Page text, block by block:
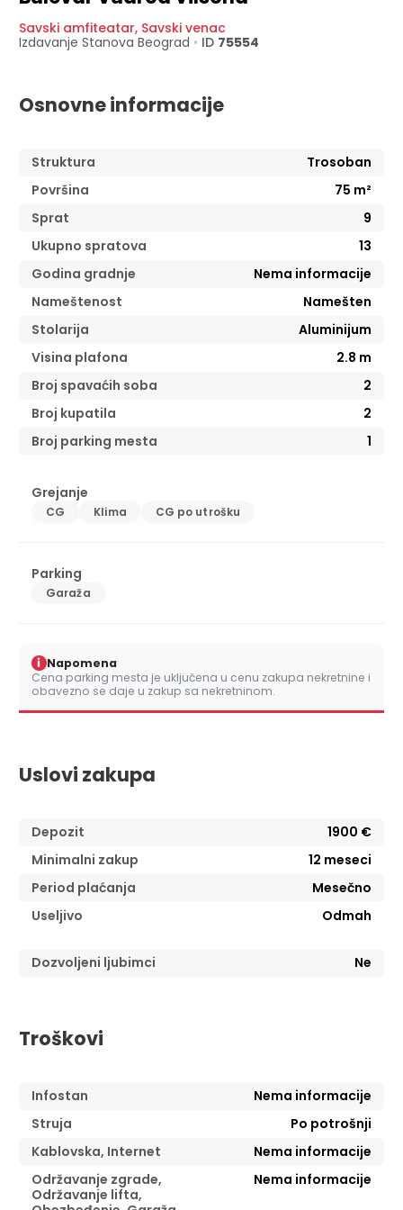
Savski amfiteatar, Savski venac
Izdavanje Stanova Beograd • ID 75554
Osnovne informacije
Struktura
Trosoban
Površina
75 m²
Sprat
9
Ukupno spratova
13
Godina gradnje
Nema informacije
Nameštenost
Namešten
Stolarija
Aluminijum
Visina plafona
2.8 m
Broj spavaćih soba
2
Broj kupatila
2
Broj parking mesta
1
Grejanje
CG Klima CG po utrošku
Parking
Garaža
i Napomena
Cena parking mesta je uključena u cenu zakupa nekretnine i
obavezno se daje u zakup sa nekretninom.
Uslovi zakupa
Depozit
1900 €
Minimalni zakup
12 meseci
Period plaćanja
Mesečno
Useljivo
Odmah
Dozvoljeni ljubimci Ne
Troškovi
Infostan
Nema informacije
Struja
Po potrošnji
Kablovska, Internet
Nema informacije
Održavanje zgrade,
Održavanje lifta,
Nema informacije